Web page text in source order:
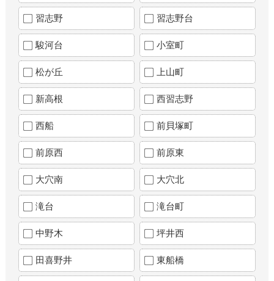
習志野 習志野台
駿河台 小室町
松が丘 上山町
新高根 西習志野
西船 前貝塚町
前原西 前原東
大穴南 大穴北
滝台 滝台町
中野木 坪井西
田喜野井 東船橋